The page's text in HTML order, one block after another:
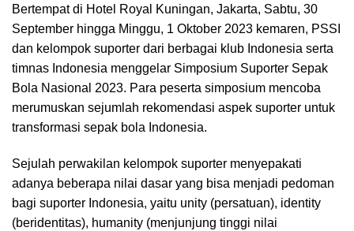
Bertempat di Hotel Royal Kuningan, Jakarta, Sabtu, 30
September hingga Minggu, 1 Oktober 2023 kemaren, PSSI
dan kelompok suporter dari berbagai klub Indonesia serta
timnas Indonesia menggelar Simposium Suporter Sepak
Bola Nasional 2023. Para peserta simposium mencoba
merumuskan sejumlah rekomendasi aspek suporter untuk
transformasi sepak bola Indonesia.
Sejulah perwakilan kelompok suporter menyepakati
adanya beberapa nilai dasar yang bisa menjadi pedoman
bagi suporter Indonesia, yaitu unity (persatuan), identity
(beridentitas), humanity (menjunjung tinggi nilai